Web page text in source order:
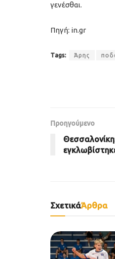
γενέσθαι.
Πηγή: in.gr
Tags: Άρης
Προηγούμενο
ΣχετικάΆρθρα